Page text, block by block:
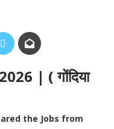
| ( गोंदिया
the Jobs from